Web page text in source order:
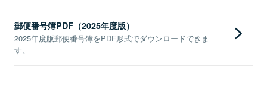
郵便番号簿PDF（2025年度版）
2025年度版郵便番号簿をPDF形式でダウンロードできま
す。